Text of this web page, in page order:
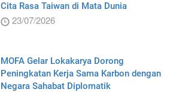
Cita Rasa Taiwan di Mata Dunia
23/07/2026
MOFA Gelar Lokakarya Dorong
Peningkatan Kerja Sama Karbon dengan
Negara Sahabat Diplomatik